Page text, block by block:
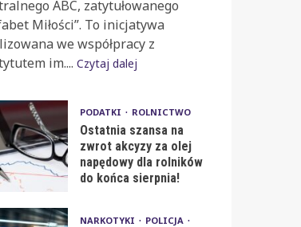
ABC, zatytułowanego
Miłości”. To inicjatywa
we współpracy z
im.... Czytaj dalej
PODATKI ROLNICTWO
Ostatnia szansa na
zwrot akcyzy za olej
napędowy dla rolników
do końca sierpnia!
NARKOTYKI
POLICJA